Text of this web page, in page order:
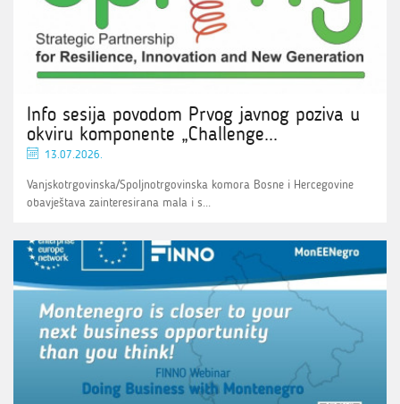
Info sesija povodom Prvog javnog poziva u
okviru komponente „Challenge...
13.07.2026.
Vanjskotrgovinska/Spoljnotrgovinska komora Bosne i Hercegovine
obavještava zainteresirana mala i s...